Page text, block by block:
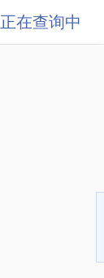
正在查询中